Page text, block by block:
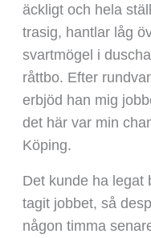
äckligt och hela
trasig, hantlar låg
svartmögel i
råttbo. Efter
erbjöd han mig
det här var min
Köping.
Det kunde ha legat
tagit jobbet, så
någon timma